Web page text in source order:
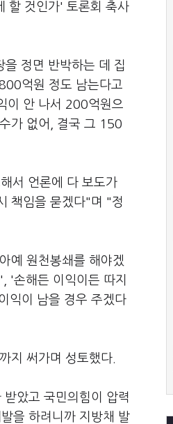
할 것인가' 토론회 축사
정면 반박하는 데 집
억원 정도 남는다고
이 안 나서 200억원으
가 없어, 결국 그 150
서 언론에 다 보도가
책임을 묻겠다"며 "정
예 원천봉쇄를 해야겠
'손해든 이익이든 따지
익이 남을 경우 주겠다
지 써가며 성토했다.
았고 국민의힘이 압력
을 하려니까 지방채 발